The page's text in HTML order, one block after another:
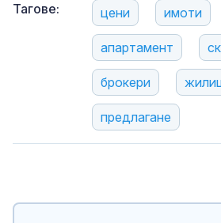
Тагове: цени имоти
апартамент
брокери
предлагане